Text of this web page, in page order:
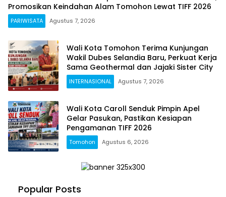
Promosikan Keindahan Alam Tomohon Lewat TIFF 2026
PARIWISATA Agustus 7, 2026
Wali Kota Tomohon Terima Kunjungan
Wakil Dubes Selandia Baru, Perkuat Kerja
Sama Geothermal dan Jajaki Sister City
INTERNASIONAL Agustus 7, 2026
Wali Kota Caroll Senduk Pimpin Apel
Gelar Pasukan, Pastikan Kesiapan
Pengamanan TIFF 2026
Tomohon Agustus 6, 2026
Popular Posts